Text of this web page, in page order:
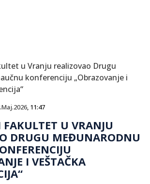
, 11:47
FAKULTET U VRANJU
DRUGU MEĐUNARODNU
I VEŠTAČKA